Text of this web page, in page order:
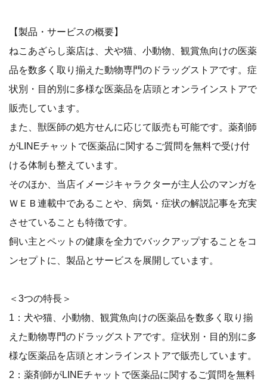
【製品・サービスの概要】
ねこあざらし薬店は、犬や猫、小動物、観賞魚向けの医薬
品を数多く取り揃えた動物専門のドラッグストアです。症
状別・目的別に多様な医薬品を店頭とオンラインストアで
販売しています。
また、獣医師の処方せんに応じて販売も可能です。薬剤師
がLINEチャットで医薬品に関するご質問を無料で受け付
ける体制も整えています。
そのほか、当店イメージキャラクターが主人公のマンガを
ＷＥＢ連載中であることや、病気・症状の解説記事を充実
させていることも特徴です。
飼い主とペットの健康を全力でバックアップすることをコ
ンセプトに、製品とサービスを展開しています。
＜3つの特長＞
1：犬や猫、小動物、観賞魚向けの医薬品を数多く取り揃
えた動物専門のドラッグストアです。症状別・目的別に多
様な医薬品を店頭とオンラインストアで販売しています。
2：薬剤師がLINEチャットで医薬品に関するご質問を無料